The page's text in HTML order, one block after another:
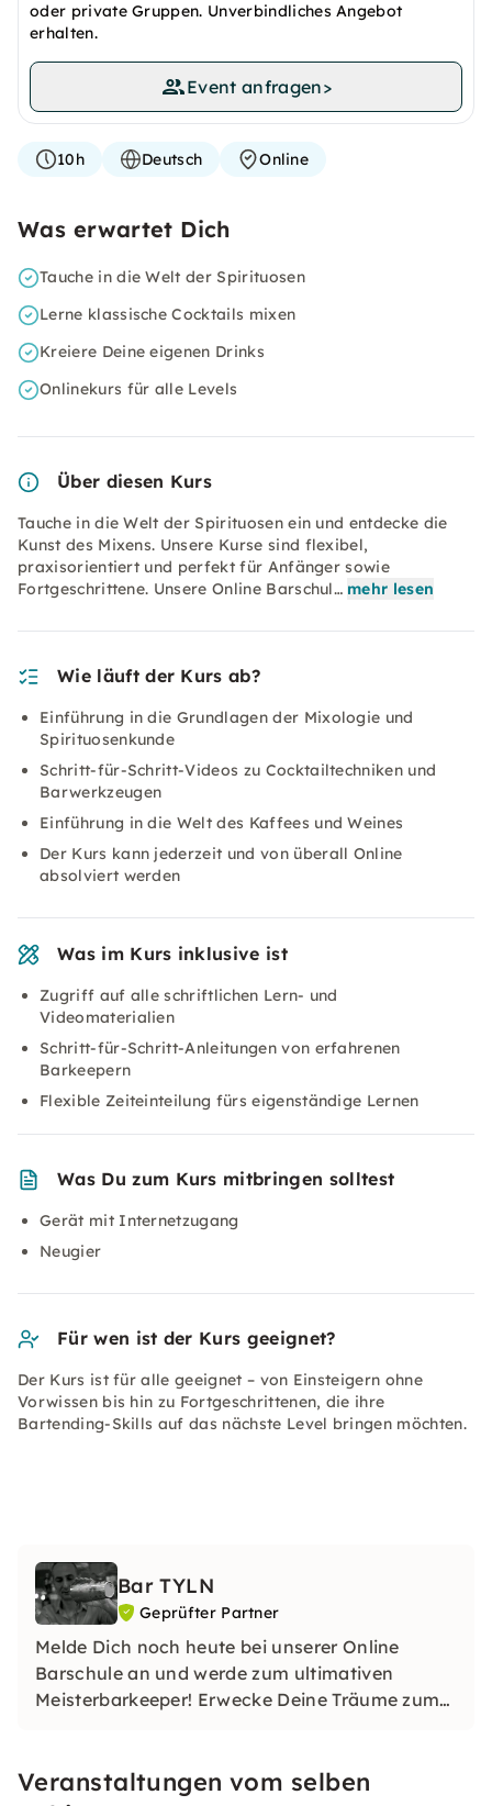
oder private Gruppen. Unverbindliches Angebot
erhalten.
Event anfragen>
10h Deutsch Online
Was erwartet Dich
Tauche in die Welt der Spirituosen
Lerne klassische Cocktails mixen
Kreiere Deine eigenen Drinks
Onlinekurs für alle Levels
Über diesen Kurs
Tauche in die Welt der Spirituosen ein und entdecke die
Kunst des Mixens. Unsere Kurse sind flexibel,
praxisorientiert und perfekt für Anfänger sowie
Fortgeschrittene. Unsere Online Barschul… mehr lesen
Wie läuft der Kurs ab?
Einführung in die Grundlagen der Mixologie und
Spirituosenkunde
Schritt-für-Schritt-Videos zu Cocktailtechniken und
Barwerkzeugen
Einführung in die Welt des Kaffees und Weines
Der Kurs kann jederzeit und von überall Online
absolviert werden
Was im Kurs inklusive ist
Zugriff auf alle schriftlichen Lern- und
Videomaterialien
Schritt-für-Schritt-Anleitungen von erfahrenen
Barkeepern
Flexible Zeiteinteilung fürs eigenständige Lernen
Was Du zum Kurs mitbringen solltest
Gerät mit Internetzugang
Neugier
Für wen ist der Kurs geeignet?
Der Kurs ist für alle geeignet – von Einsteigern ohne
Vorwissen bis hin zu Fortgeschrittenen, die ihre
Bartending-Skills auf das nächste Level bringen möchten.
Bar TYLN
Geprüfter Partner
Melde Dich noch heute bei unserer Online
Barschule an und werde zum ultimativen
Meisterbarkeeper! Erwecke Deine Träume zum
als Held der Bars anzunehmen?
Veranstaltungen vom selben